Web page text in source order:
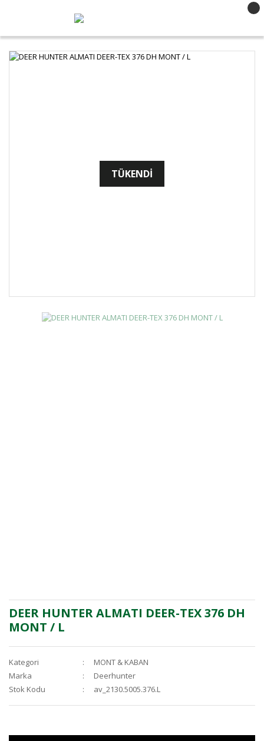
TÜKENDİ
DEER HUNTER ALMATI DEER-TEX 376 DH
MONT / L
Kategori
MONT & KABAN
Marka
Deerhunter
Stok Kodu
av_2130.5005.376.L